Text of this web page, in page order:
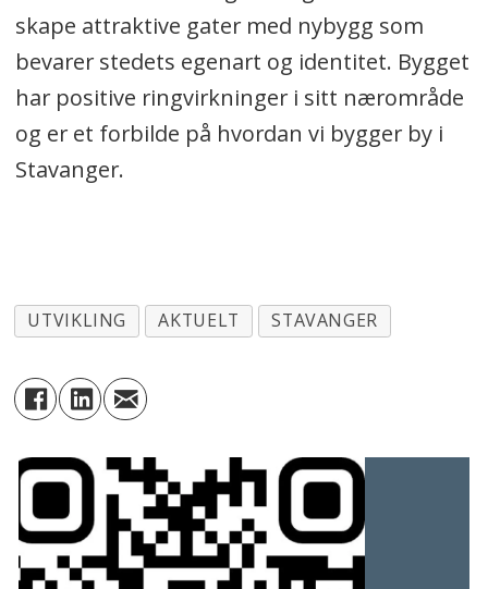
skape attraktive gater med nybygg som
bevarer stedets egenart og identitet. Bygget
har positive ringvirkninger i sitt nærområde
og er et forbilde på hvordan vi bygger by i
Stavanger.
UTVIKLING AKTUELT STAVANGER